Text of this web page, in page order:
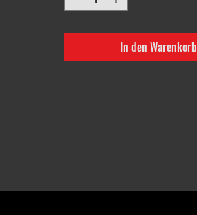
In den Warenkorb